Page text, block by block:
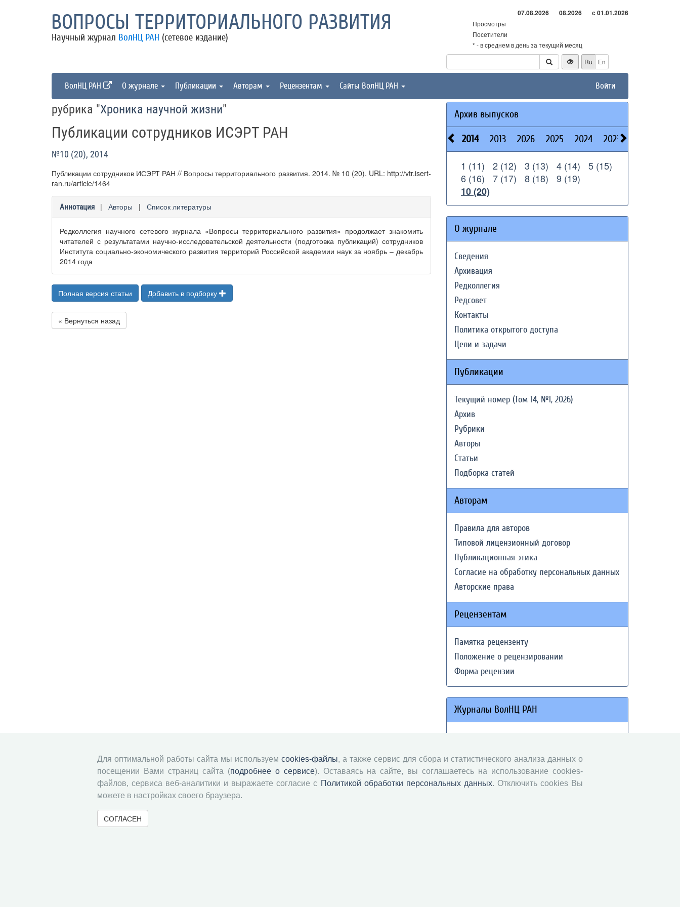
ВОПРОСЫ ТЕРРИТОРИАЛЬНОГО РАЗВИТИЯ
Научный журнал ВолНЦ РАН (сетевое издание)
07.08.2026 08.2026 с 01.01.2026
Просмотры
Посетители
* - в среднем в день за текущий месяц
Ru
En
ВолНЦ РАН О журнале Публикации Авторам Рецензентам Сайты ВолНЦ РАН Войти
рубрика "Хроника научной жизни"
Публикации сотрудников ИСЭРТ РАН
№10 (20), 2014
Публикации сотрудников ИСЭРТ РАН // Вопросы территориального развития. 2014. № 10 (20). URL: http://vtr.isert-
ran.ru/article/1464
Аннотация | Авторы | Список литературы
Редколлегия научного сетевого журнала «Вопросы территориального развития» продолжает знакомить
читателей с результатами научно-исследовательской деятельности (подготовка публикаций) сотрудников
Института социально-экономического развития территорий Российской академии наук за ноябрь – декабрь
2014 года
Полная версия статьи Добавить в подборку
« Вернуться назад
Архив выпусков
2014 2013 2026 2025 2024 2023
1 (11) 2 (12) 3 (13) 4 (14)
5 (15)
6 (16)
7 (17) 8 (18)
9 (19)
10 (20)
О журнале
Сведения
Архивация
Редколлегия
Редсовет
Контакты
Политика открытого доступа
Цели и задачи
Публикации
Текущий номер (Том 14, №1, 2026)
Архив
Рубрики
Авторы
Статьи
Подборка статей
Авторам
Правила для авторов
Типовой лицензионный договор
Публикационная этика
Согласие на обработку персональных данных
Авторские права
Рецензентам
Памятка рецензенту
Положение о рецензировании
Форма рецензии
Журналы ВолНЦ РАН
Вопросы территориального развития
Социальное пространство
Для оптимальной работы сайта мы используем cookies-файлы, а также сервис для сбора и статистического анализа данных о
посещении Вами страниц сайта (подробнее о сервисе). Оставаясь на сайте, вы соглашаетесь на использование cookies-
файлов, сервиса веб-аналитики и выражаете согласие с Политикой обработки персональных данных. Отключить cookies Вы
можете в настройках своего браузера.
СОГЛАСЕН